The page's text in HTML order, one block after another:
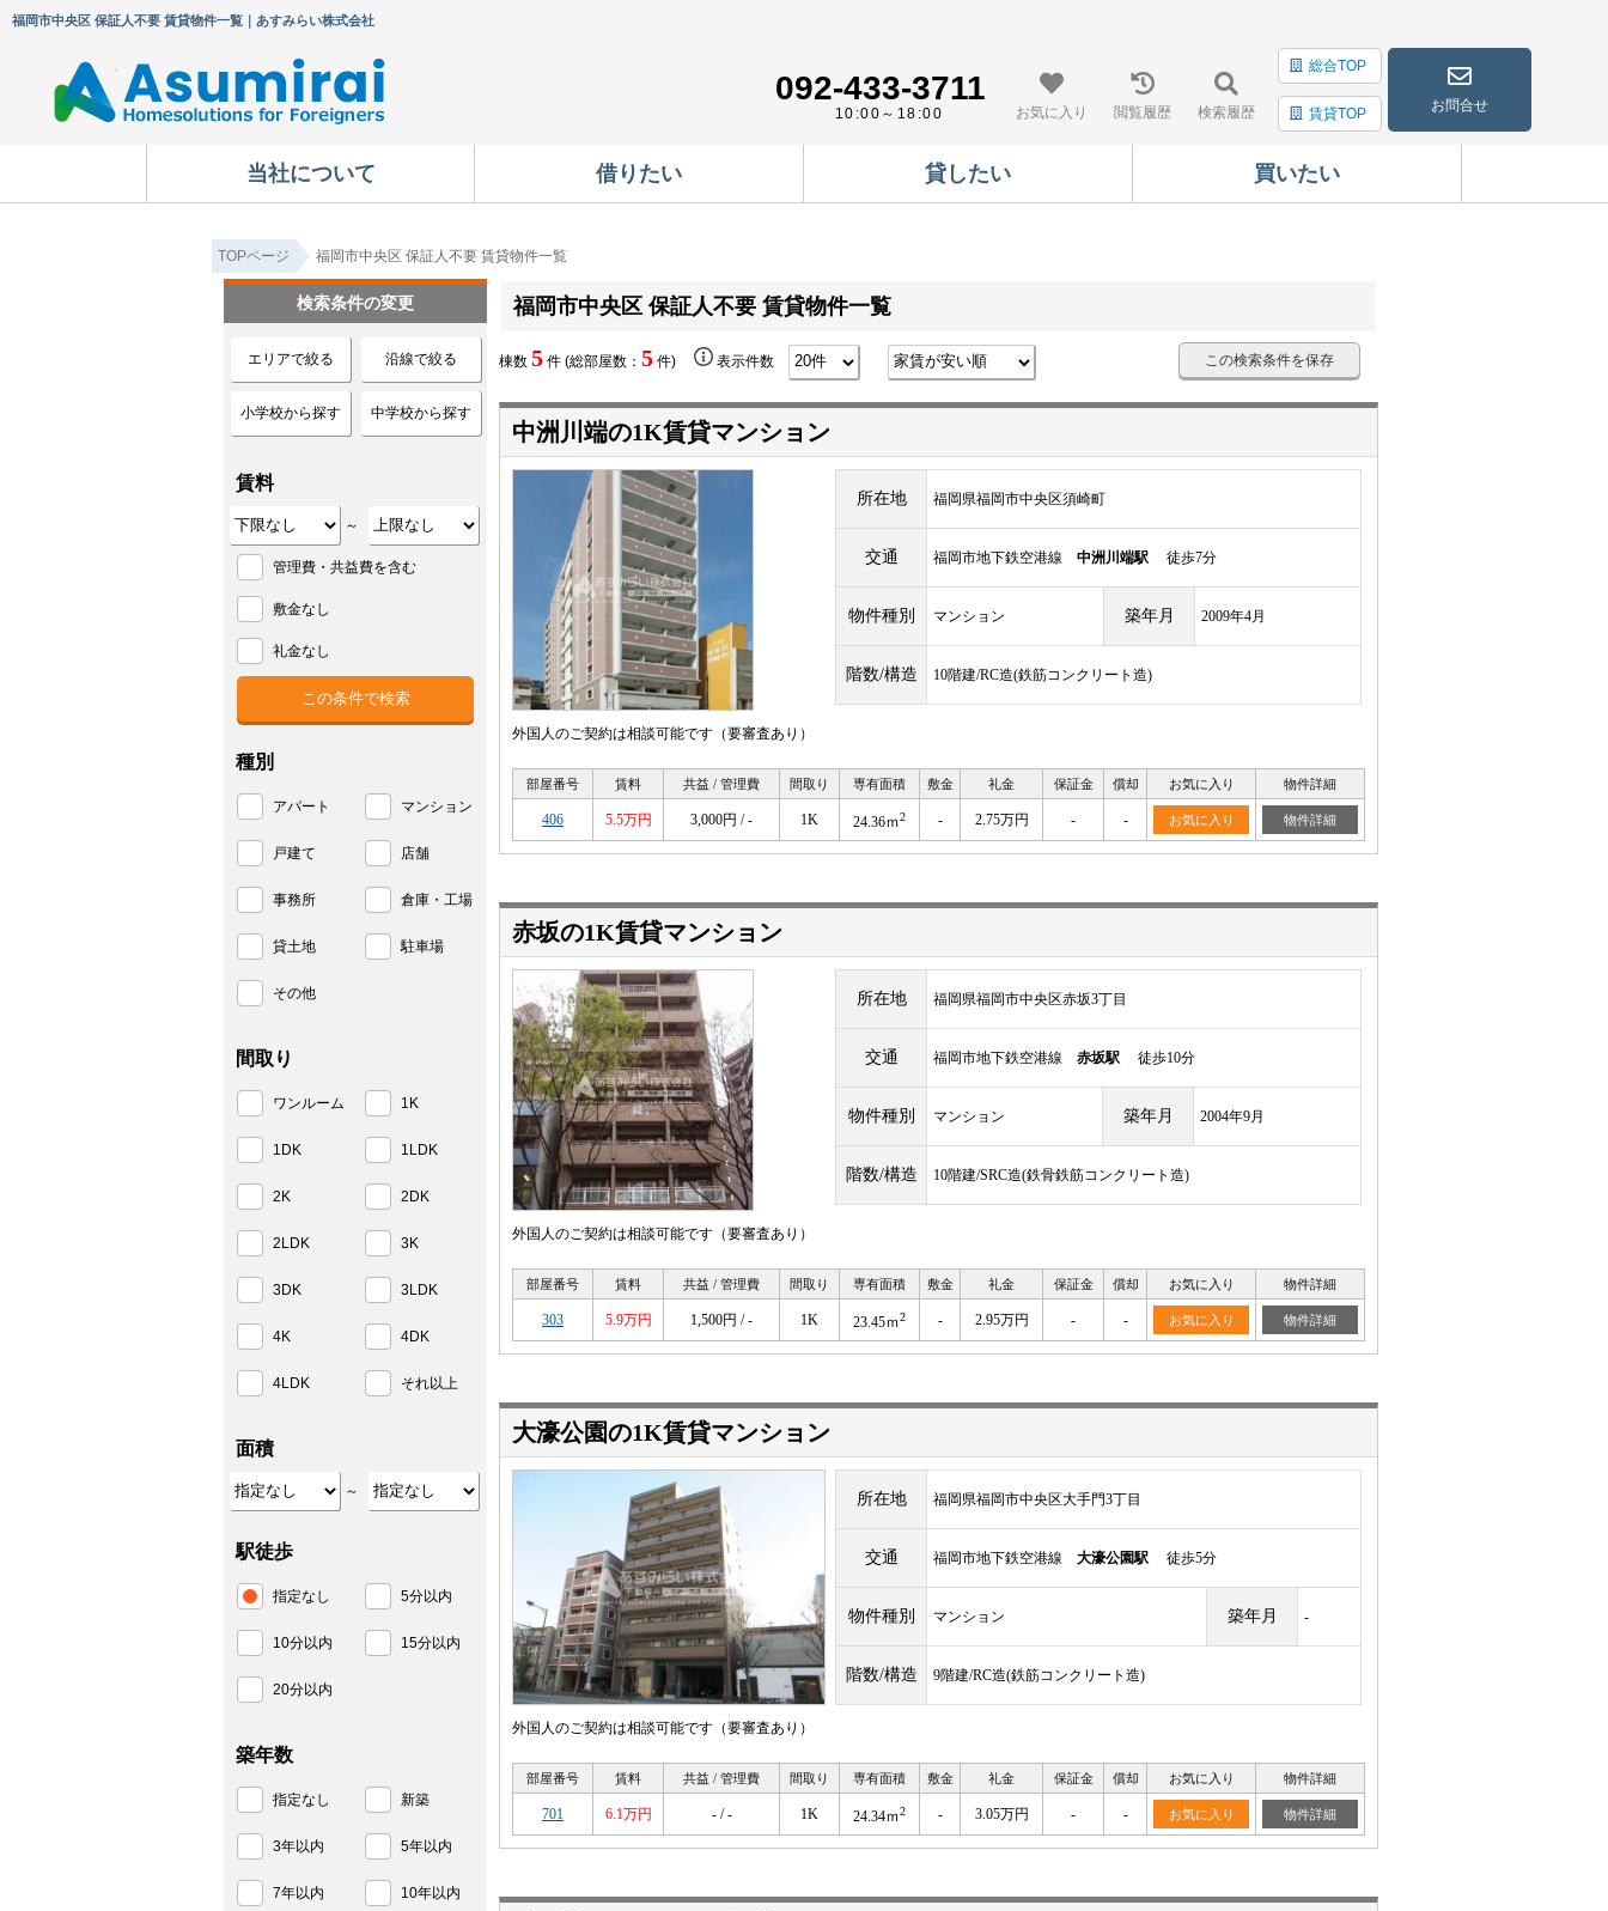
福岡市中央区 保証人不要 賃貸物件一覧｜あすみらい株式会社
092-433-3711
10:00～18:00 お気に入り 閲覧履歴 検索履歴
総合TOP
賃貸TOP お問合せ
当社について 借りたい 貸したい 買いたい
TOPページ 福岡市中央区 保証人不要 賃貸物件一覧
福岡市中央区 保証人不要 賃貸物件一覧
棟数 5 件 (総部屋数： 5 件) 表示件数 この検索条件を保存
中洲川端の1K賃貸マンション
所在地 福岡県福岡市中央区須崎町
交通 福岡市地下鉄空港線 中洲川端駅 徒歩7分
物件種別 マンション 築年月 2009年4月
階数/構造 10階建/RC造(鉄筋コンクリート造)
外国人のご契約は相談可能です（要審査あり）
部屋番号 賃料 共益 / 管理費 間取り 専有面積 敷金 礼金 保証金 償却 お気に入り 物件詳細
406 5.5万円 3,000円 / - 1K 24.36ｍ2 - 2.75万円 - - お気に入り 物件詳細
赤坂の1K賃貸マンション
所在地 福岡県福岡市中央区赤坂3丁目
交通 福岡市地下鉄空港線 赤坂駅 徒歩10分
物件種別 マンション 築年月 2004年9月
階数/構造 10階建/SRC造(鉄骨鉄筋コンクリート造)
外国人のご契約は相談可能です（要審査あり）
部屋番号 賃料 共益 / 管理費 間取り 専有面積 敷金 礼金 保証金 償却 お気に入り 物件詳細
303 5.9万円 1,500円 / - 1K 23.45ｍ2 - 2.95万円 - - お気に入り 物件詳細
大濠公園の1K賃貸マンション
所在地 福岡県福岡市中央区大手門3丁目
交通 福岡市地下鉄空港線 大濠公園駅 徒歩5分
物件種別 マンション 築年月 -
階数/構造 9階建/RC造(鉄筋コンクリート造)
外国人のご契約は相談可能です（要審査あり）
部屋番号 賃料 共益 / 管理費 間取り 専有面積 敷金 礼金 保証金 償却 お気に入り 物件詳細
701 6.1万円 - / - 1K 24.34ｍ2 - 3.05万円 - - お気に入り 物件詳細
検索条件の変更
エリアで絞る 沿線で絞る
小学校から探す 中学校から探す
賃料
～
管理費・共益費を含む
敷金なし
礼金なし
種別
アパート マンション
戸建て 店舗
事務所 倉庫・工場
貸土地 駐車場
その他
間取り
ワンルーム 1K
1DK 1LDK
2K 2DK
2LDK 3K
3DK 3LDK
4K 4DK
4LDK それ以上
面積
～
駅徒歩
指定なし 5分以内
10分以内 15分以内
20分以内
築年数
指定なし 新築
3年以内 5年以内
7年以内 10年以内